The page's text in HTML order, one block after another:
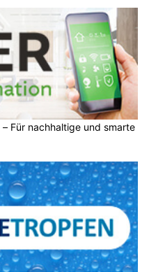
Für nachhaltige und smarte